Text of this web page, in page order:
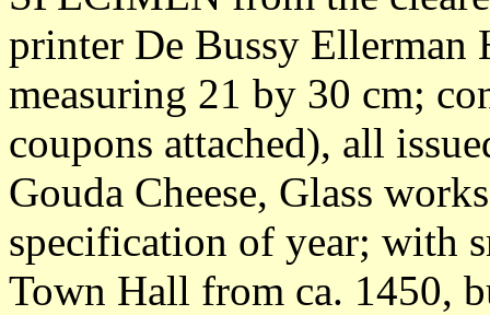
printer De Bussy Ellerman
measuring 21 by 30 cm;
coupons attached), all
Gouda Cheese, Glass
specification of year; with
Town Hall from ca. 1450,